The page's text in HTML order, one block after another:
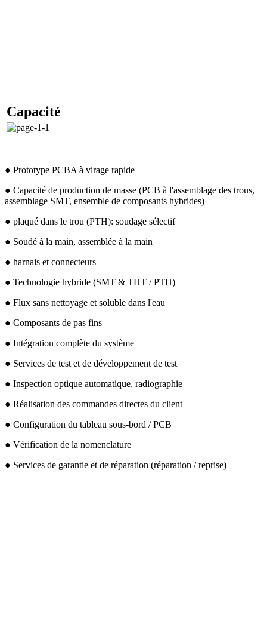
Capacité
● Prototype PCBA à virage rapide
● Capacité de production de masse (PCB à l'assemblage des trous,
assemblage SMT, ensemble de composants hybrides)
● plaqué dans le trou (PTH): soudage sélectif
● Soudé à la main, assemblée à la main
● harnais et connecteurs
● Technologie hybride (SMT & THT / PTH)
● Flux sans nettoyage et soluble dans l'eau
● Composants de pas fins
● Intégration complète du système
● Services de test et de développement de test
● Inspection optique automatique, radiographie
● Réalisation des commandes directes du client
● Configuration du tableau sous-bord / PCB
● Vérification de la nomenclature
● Services de garantie et de réparation (réparation / reprise)